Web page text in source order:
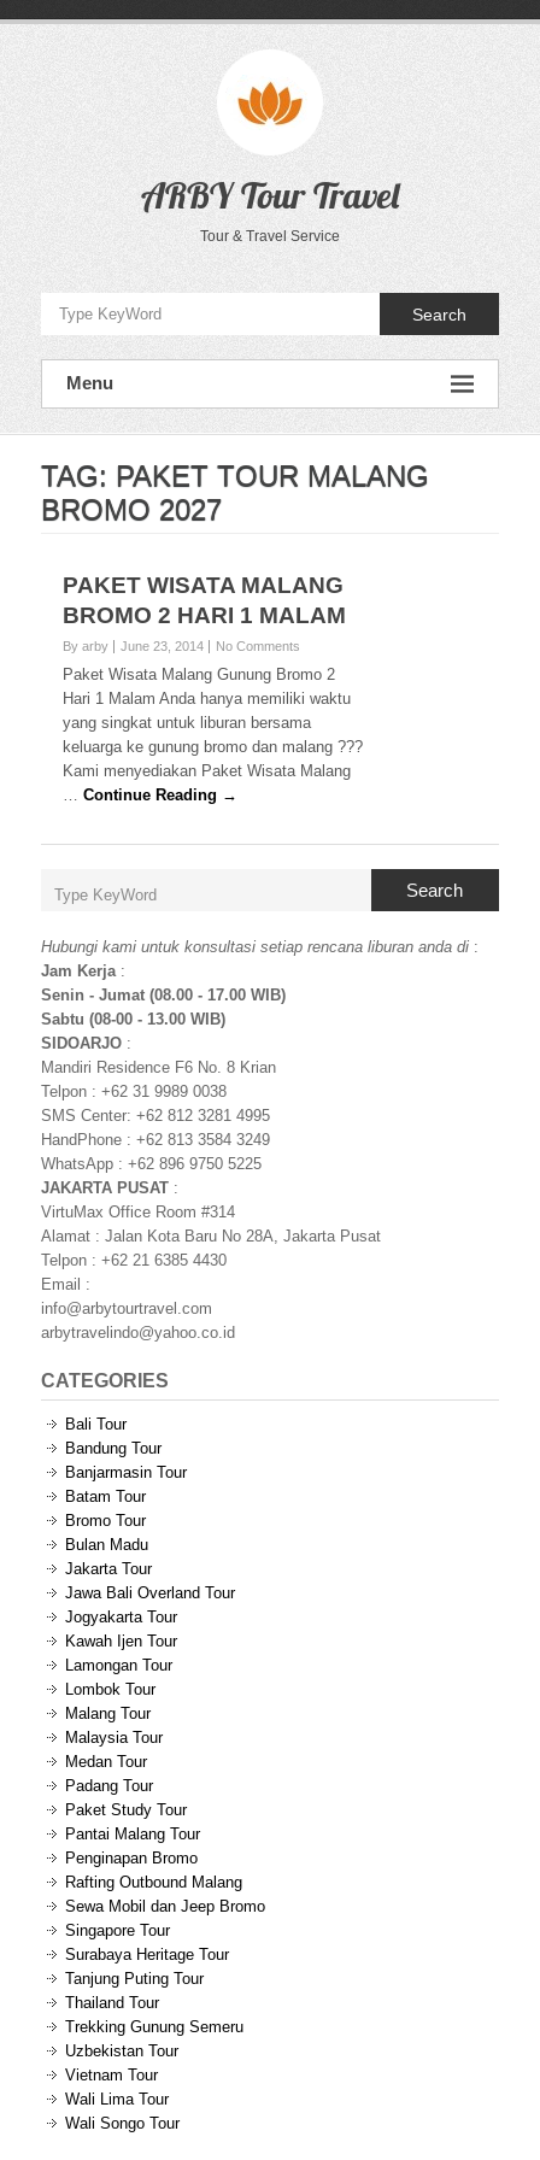
ARBY Tour Travel
Tour & Travel Service
Search
Menu
TAG: PAKET TOUR MALANG
BROMO 2027
PAKET WISATA MALANG
BROMO 2 HARI 1 MALAM
By arby June 23, 2014 No Comments
Paket Wisata Malang Gunung Bromo 2
Hari 1 Malam Anda hanya memiliki waktu
yang singkat untuk liburan bersama
keluarga ke gunung bromo dan malang ???
Kami menyediakan Paket Wisata Malang
…Continue Reading →
Search
Hubungi kami untuk konsultasi setiap rencana liburan anda di :
Jam Kerja:
Senin - Jumat (08.00 - 17.00 WIB)
Sabtu (08-00 - 13.00 WIB)
SIDOARJO :
Mandiri Residence F6 No. 8 Krian
Telpon : +62 31 9989 0038
SMS Center: +62 812 3281 4995
HandPhone : +62 813 3584 3249
WhatsApp : +62 896 9750 5225
JAKARTA PUSAT :
VirtuMax Office Room #314
Alamat : Jalan Kota Baru No 28A, Jakarta Pusat
Telpon : +62 21 6385 4430
Email :
info@arbytourtravel.com
arbytravelindo@yahoo.co.id
CATEGORIES
Bali Tour
Bandung Tour
Banjarmasin Tour
Batam Tour
Bromo Tour
Bulan Madu
Jakarta Tour
Jawa Bali Overland Tour
Jogyakarta Tour
Kawah Ijen Tour
Lamongan Tour
Lombok Tour
Malang Tour
Malaysia Tour
Medan Tour
Padang Tour
Paket Study Tour
Pantai Malang Tour
Penginapan Bromo
Rafting Outbound Malang
Sewa Mobil dan Jeep Bromo
Singapore Tour
Surabaya Heritage Tour
Tanjung Puting Tour
Thailand Tour
Trekking Gunung Semeru
Uzbekistan Tour
Vietnam Tour
Wali Lima Tour
Wali Songo Tour